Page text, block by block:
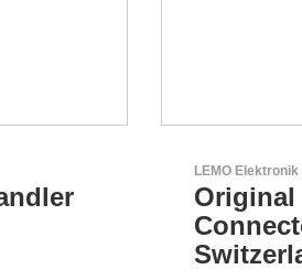
Sciosense B.V.